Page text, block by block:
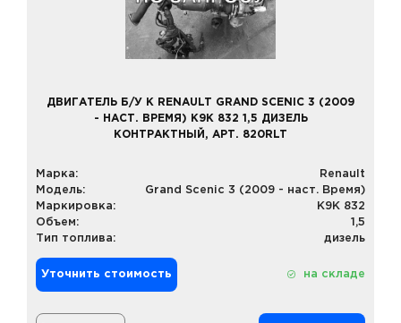
ДВИГАТЕЛЬ Б/У К RENAULT GRAND SCENIC 3 (2009
- НАСТ. ВРЕМЯ) K9K 832 1,5 ДИЗЕЛЬ
КОНТРАКТНЫЙ, АРТ. 820RLT
Марка:
Renault
Модель:
Grand Scenic 3 (2009 - наст. Время)
Маркировка:
K9K 832
Объем:
1,5
Тип топлива:
дизель
Уточнить стоимость на складе